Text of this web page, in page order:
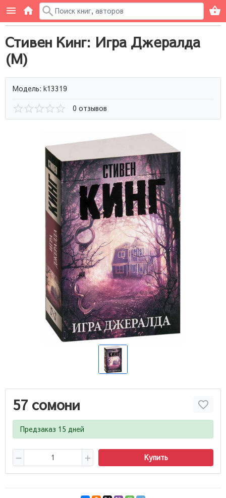
Стивен Кинг: Игра Джералда
(М)
Модель: k13319
0 отзывов
57 сомони
Предзаказ 15 дней
Купить